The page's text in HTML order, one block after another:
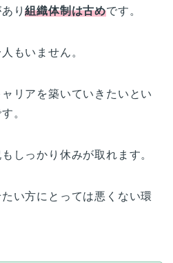
あり組織体制は古めです。
もいません。
リアを築いていきたいとい
。
しっかり休みが取れます。
い方にとっては悪くない環